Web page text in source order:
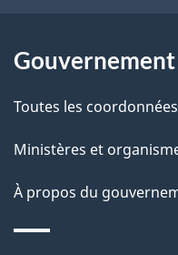
e
p
a
Gouvernement
Toutes les coordonnées
Ministères et
À propos du